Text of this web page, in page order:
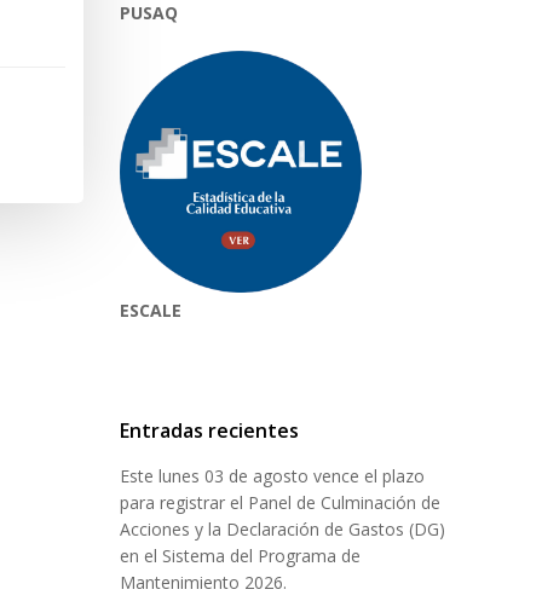
PUSAQ
ESCALE
Entradas recientes
Este lunes 03 de agosto vence el plazo
para registrar el Panel de Culminación de
Acciones y la Declaración de Gastos (DG)
en el Sistema del Programa de
Mantenimiento 2026.